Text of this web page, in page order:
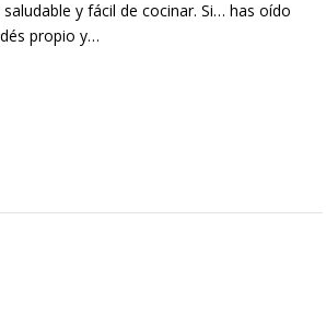
y fácil de cocinar. Si… has oído
propio y…